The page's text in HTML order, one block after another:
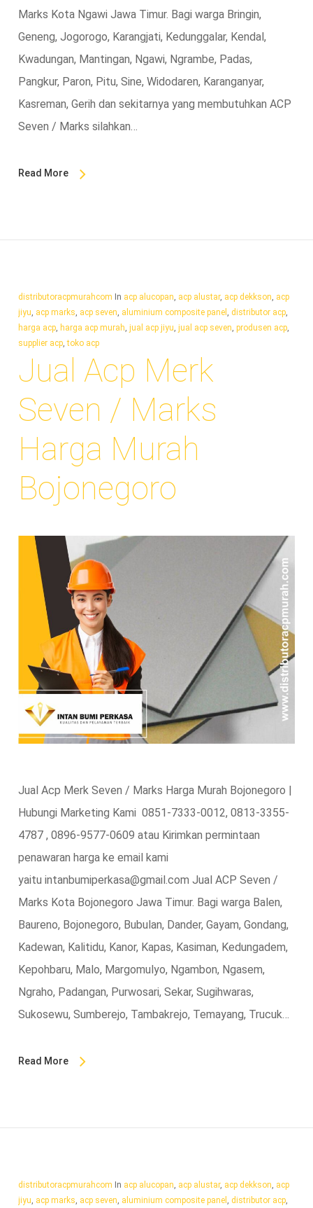
Marks Kota Ngawi Jawa Timur. Bagi warga Bringin,
Geneng, Jogorogo, Karangjati, Kedunggalar, Kendal,
Kwadungan, Mantingan, Ngawi, Ngrambe, Padas,
Pangkur, Paron, Pitu, Sine, Widodaren, Karanganyar,
Kasreman, Gerih dan sekitarnya yang membutuhkan ACP
Seven / Marks silahkan…
Read More
distributoracpmurahcom In acp alucopan, acp alustar, acp dekkson, acp
jiyu, acp marks, acp seven, aluminium composite panel , distributor acp,
harga acp, harga acp murah, jual acp jiyu, jual acp seven, produsen acp,
supplier acp,toko acp
Jual Acp Merk
Seven / Marks
Harga Murah
Bojonegoro
Jual Acp Merk Seven / Marks Harga Murah Bojonegoro |
Hubungi Marketing Kami 0851-7333-0012, 0813-3355-
4787 , 0896-9577-0609 atau Kirimkan permintaan
penawaran harga ke email kami
yaitu intanbumiperkasa@gmail.com Jual ACP Seven /
Marks Kota Bojonegoro Jawa Timur. Bagi warga Balen,
Baureno, Bojonegoro, Bubulan, Dander, Gayam, Gondang,
Kadewan, Kalitidu, Kanor, Kapas, Kasiman, Kedungadem,
Kepohbaru, Malo, Margomulyo, Ngambon, Ngasem,
Ngraho, Padangan, Purwosari, Sekar, Sugihwaras,
Sukosewu, Sumberejo, Tambakrejo, Temayang, Trucuk…
Read More
distributoracpmurahcom In acp alucopan acp alustar, acp dekkson acp
jiyu acp marks acp seven aluminium composite panel distributor acp,